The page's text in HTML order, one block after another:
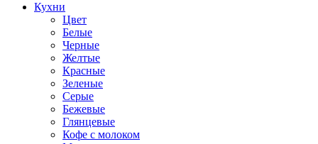
Кухни
Цвет
Белые
Черные
Желтые
Красные
Зеленые
Серые
Бежевые
Глянцевые
Кофе с молоком